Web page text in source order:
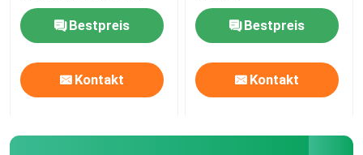
Bestpreis
Kontakt
Pulvermetallurgie
Bestpreis
Kontakt